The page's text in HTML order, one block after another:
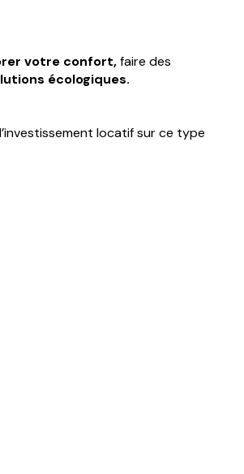
votre confort,faire des
écologiques.
locatif sur ce type